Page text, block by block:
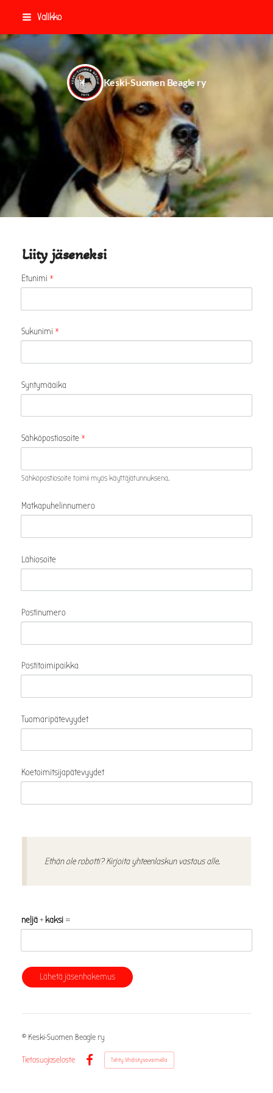
Siirry
sisältöön
Valikko
Keski-Suomen Beagle ry
Liity jäseneksi
Etunimi *
Sukunimi *
Syntymäaika
Sähköpostiosoite *
Sähköpostiosoite toimii myös käyttäjätunnuksena.
Matkapuhelinnumero
Lähiosoite
Postinumero
Postitoimipaikka
Tuomaripätevyydet
Koetoimitsijapätevyydet
Ethän ole robotti? Kirjoita yhteenlaskun vastaus alle.
neljä+ kaksi =
Lähetä jäsenhakemus
© Keski-Suomen Beagle ry
Tietosuojaseloste
Facebook
Tehty Yhdistysavaimella